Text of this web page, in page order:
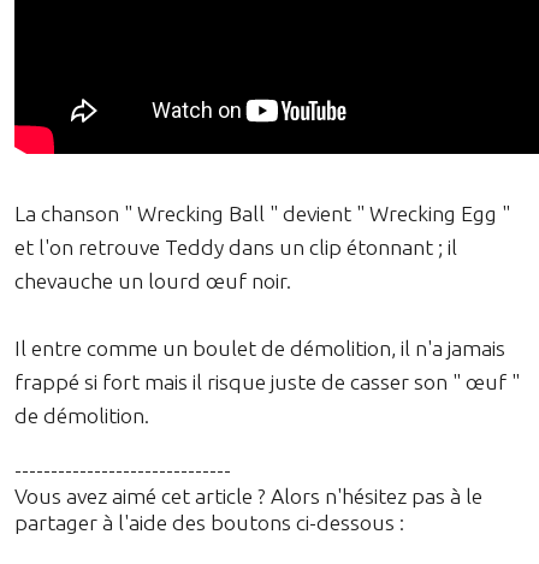
La chanson " Wrecking Ball " devient " Wrecking Egg "
et l'on retrouve Teddy dans un clip étonnant ; il
chevauche un lourd œuf noir.
Il entre comme un boulet de démolition, il n'a jamais
frappé si fort mais il risque juste de casser son " œuf "
de démolition.
------------------------------
Vous avez aimé cet article ? Alors n'hésitez pas à le
partager à l'aide des boutons ci-dessous :